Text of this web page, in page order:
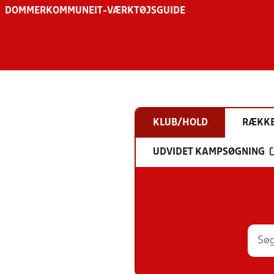
DOMMER KOMMUNE IT-VÆRKTØJSGUIDE
KLUB/HOLD
UDVIDET KAMPSØGNING